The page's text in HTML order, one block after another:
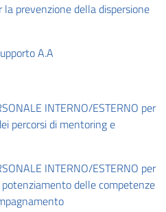
prevenzione della dispersione
A.A
INTERNO/ESTERNO per
percorsi di mentoring e
INTERNO/ESTERNO per
delle competenze